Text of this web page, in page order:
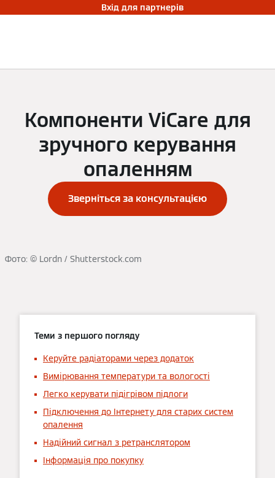
Вхід для партнерів
Компоненти ViCare для
зручного керування
опаленням
Зверніться за консультацією
Фото: © Lordn / Shutterstock.com
Теми з першого погляду
Керуйте радіаторами через додаток
Вимірювання температури та вологості
Легко керувати підігрівом підлоги
Підключення до Інтернету для старих систем
опалення
Надійний сигнал з ретранслятором
Інформація про покупку